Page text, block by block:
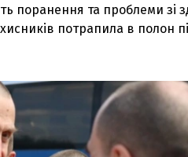
поранення та проблеми зі
потрапила в полон